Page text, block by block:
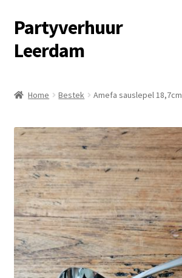
Ga
door
naar
Ga
naar
de
Partyverhuur
Leerdam
Checkout
Contact
Cookiebeleid (EU)
Fotoalbum
Informatie
Home Bestek Amefa sauslepel 18,7cm